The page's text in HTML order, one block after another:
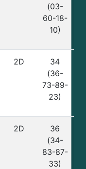
(03-
60-18-
10)
2D
34
(36-
73-89-
23)
2D
36
(34-
83-87-
33)